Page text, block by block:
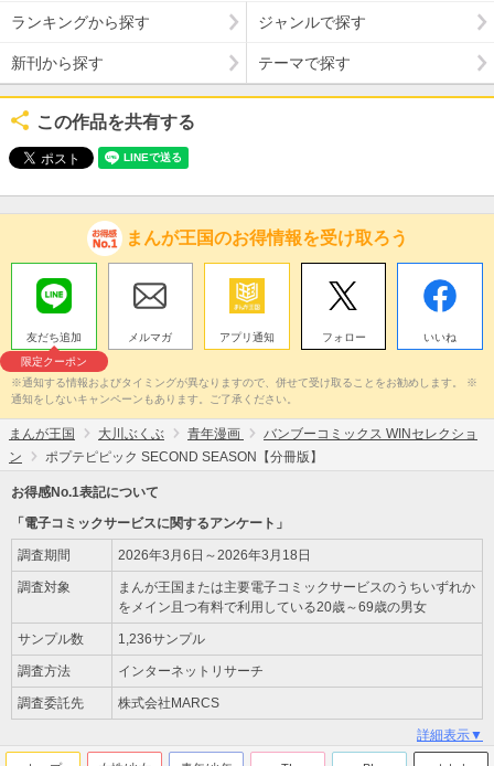
ランキングから探す ジャンルで探す
新刊から探す テーマで探す
この作品を共有する
まんが王国のお得情報を受け取ろう
友だち追加
限定クーポン
メルマガ アプリ通知 フォロー いいね
※通知する情報およびタイミングが異なりますので、併せて受け取ることをお勧めします。 ※
通知をしないキャンペーンもあります。ご了承ください。
まんが王国 大川ぶくぶ 青年漫画
バンブーコミックス WINセレクショ
ン
ポプテピピック SECOND SEASON【分冊版】
お得感No.1表記について
「電子コミックサービスに関するアンケート」
調査期間 2026年3月6日～2026年3月18日
調査対象
まんが王国または主要電子コミックサービスのうちいずれか
をメイン且つ有料で利用している20歳～69歳の男女
サンプル数 1,236サンプル
調査方法 インターネットリサーチ
調査委託先 株式会社MARCS
詳細表示▼